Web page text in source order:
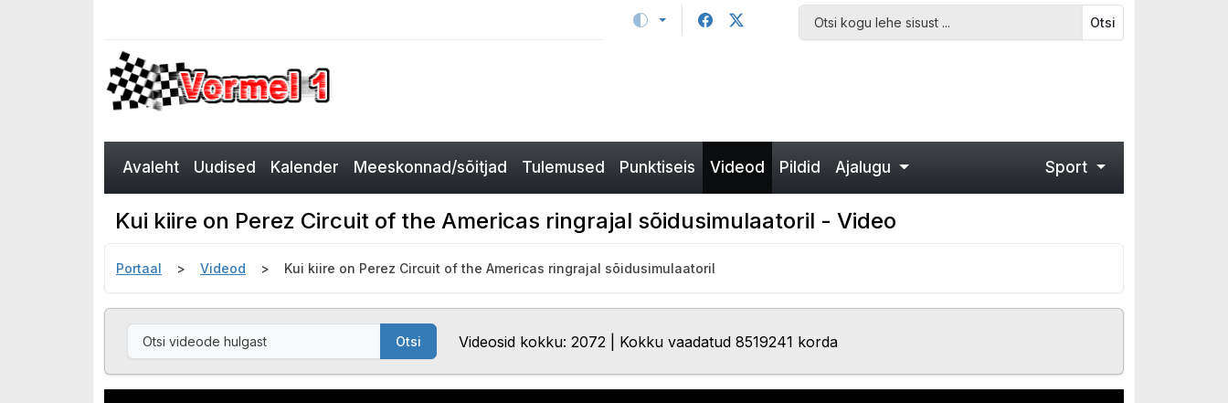
Otsi
Avaleht Uudised Kalender Meeskonnad/sõitjad Tulemused Punktiseis Videod Pildid Ajalugu Sport
Kui kiire on Perez Circuit of the Americas ringrajal sõidusimulaatoril - Video
Portaal Videod Kui kiire on Perez Circuit of the Americas ringrajal sõidusimulaatoril
Otsi Videosid kokku: 2072 | Kokku vaadatud 8519241 korda